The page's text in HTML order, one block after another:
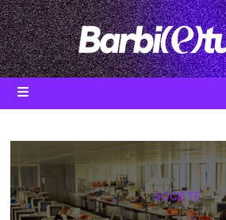
Skip
to
content
Post
category:
SOCIÉTÉ